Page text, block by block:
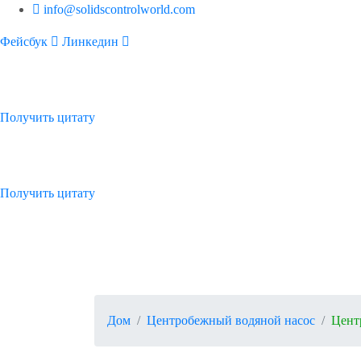
info@solidscontrolworld.com
Фейсбук Линкедин
Получить цитату
Получить цитату
Дом Центробежный водяной насос